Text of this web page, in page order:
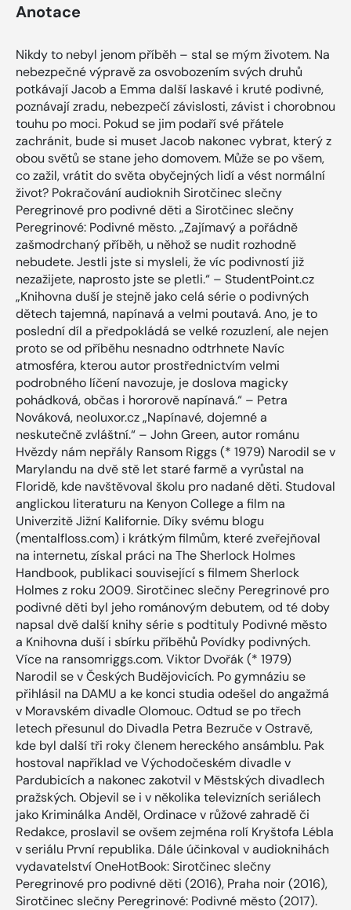
Anotace
Nikdy to nebyl jenom příběh – stal se mým životem. Na
nebezpečné výpravě za osvobozením svých druhů
potkávají Jacob a Emma další laskavé i kruté podivné,
poznávají zradu, nebezpečí závislosti, závist i chorobnou
touhu po moci. Pokud se jim podaří své přátele
zachránit, bude si muset Jacob nakonec vybrat, který z
obou světů se stane jeho domovem. Může se po všem,
co zažil, vrátit do světa obyčejných lidí a vést normální
život? Pokračování audioknih Sirotčinec slečny
Peregrinové pro podivné děti a Sirotčinec slečny
Peregrinové: Podivné město. „Zajímavý a pořádně
zašmodrchaný příběh, u něhož se nudit rozhodně
nebudete. Jestli jste si mysleli, že víc podivností již
nezažijete, naprosto jste se pletli.“ – StudentPoint.cz
„Knihovna duší je stejně jako celá série o podivných
dětech tajemná, napínavá a velmi poutavá. Ano, je to
poslední díl a předpokládá se velké rozuzlení, ale nejen
proto se od příběhu nesnadno odtrhnete Navíc
atmosféra, kterou autor prostřednictvím velmi
podrobného líčení navozuje, je doslova magicky
pohádková, občas i hororově napínavá.“ – Petra
Nováková, neoluxor.cz „Napínavé, dojemné a
neskutečně zvláštní.“ – John Green, autor románu
Hvězdy nám nepřály Ransom Riggs (* 1979) Narodil se v
Marylandu na dvě stě let staré farmě a vyrůstal na
Floridě, kde navštěvoval školu pro nadané děti. Studoval
anglickou literaturu na Kenyon College a film na
Univerzitě Jižní Kalifornie. Díky svému blogu
(mentalfloss.com) i krátkým filmům, které zveřejňoval
na internetu, získal práci na The Sherlock Holmes
Handbook, publikaci související s filmem Sherlock
Holmes z roku 2009. Sirotčinec slečny Peregrinové pro
podivné děti byl jeho románovým debutem, od té doby
napsal dvě další knihy série s podtituly Podivné město
a Knihovna duší i sbírku příběhů Povídky podivných.
Více na ransomriggs.com. Viktor Dvořák (* 1979)
Narodil se v Českých Budějovicích. Po gymnáziu se
přihlásil na DAMU a ke konci studia odešel do angažmá
v Moravském divadle Olomouc. Odtud se po třech
letech přesunul do Divadla Petra Bezruče v Ostravě,
kde byl další tři roky členem hereckého ansámblu. Pak
hostoval například ve Východočeském divadle v
Pardubicích a nakonec zakotvil v Městských divadlech
pražských. Objevil se i v několika televizních seriálech
jako Kriminálka Anděl, Ordinace v růžové zahradě či
Redakce, proslavil se ovšem zejména rolí Kryštofa Lébla
v seriálu První republika. Dále účinkoval v audioknihách
vydavatelství OneHotBook: Sirotčinec slečny
Peregrinové pro podivné děti (2016), Praha noir (2016),
Sirotčinec slečny Peregrinové: Podivné město (2017).